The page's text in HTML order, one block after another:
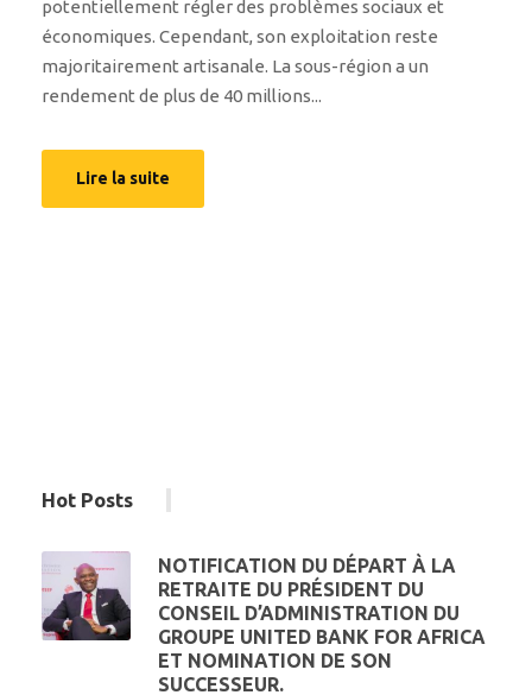
potentiellement régler des problèmes sociaux et
économiques. Cependant, son exploitation reste
majoritairement artisanale. La sous-région a un
rendement de plus de 40 millions...
Lire la suite
Hot Posts
NOTIFICATION DU DÉPART À LA
RETRAITE DU PRÉSIDENT DU
CONSEIL D’ADMINISTRATION DU
GROUPE UNITED BANK FOR AFRICA
ET NOMINATION DE SON
SUCCESSEUR.